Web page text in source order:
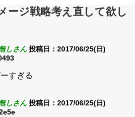
ージ戦略考え直して欲し
しさん 投稿日：2017/06/25(日)
すぎる
しさん 投稿日：2017/06/25(日)